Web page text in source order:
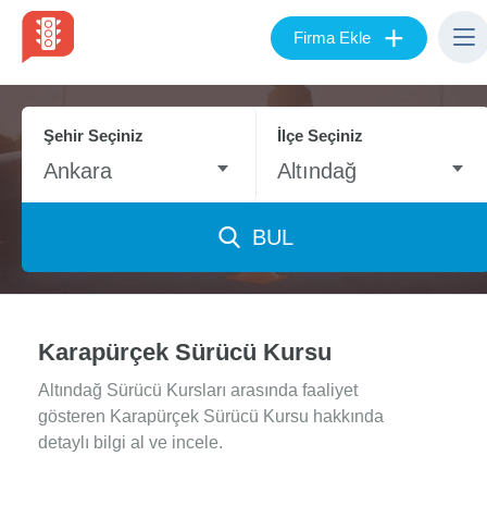
Firma Ekle +
Şehir Seçiniz
Ankara
İlçe Seçiniz
Altındağ
BUL
Karapürçek Sürücü Kursu
Altındağ Sürücü Kursları arasında faaliyet
gösteren Karapürçek Sürücü Kursu hakkında
detaylı bilgi al ve incele.